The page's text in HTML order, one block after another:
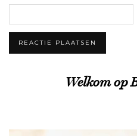
Welkom op